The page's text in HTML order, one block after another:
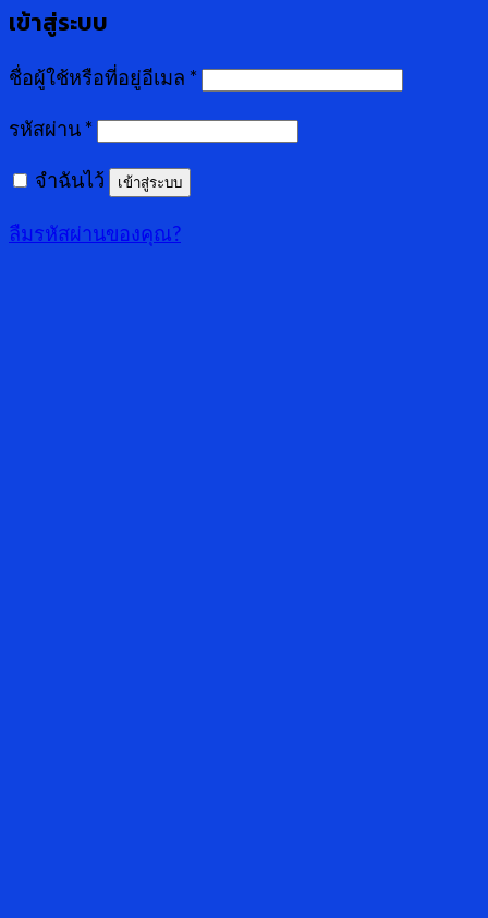
เข้าสู่ระบบ
ชื่อผู้ใช้หรือที่อยู่อีเมล *
รหัสผ่าน *
จำฉันไว้ เข้าสู่ระบบ
ลืมรหัสผ่านของคุณ?